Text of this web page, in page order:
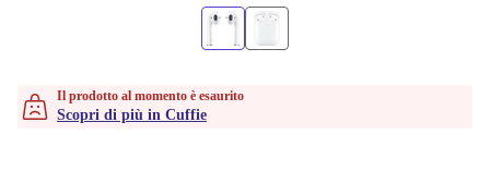
Il prodotto al momento è esaurito
Scopri di più in Cuffie